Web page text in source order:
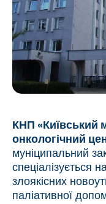
КНП «Київський
онкологічний
муніципальний
спеціалізується
злоякісних
паліативної